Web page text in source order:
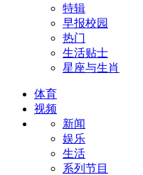
特辑
早报校园
热门
生活贴士
星座与生肖
体育
视频
新闻
娱乐
生活
系列节目